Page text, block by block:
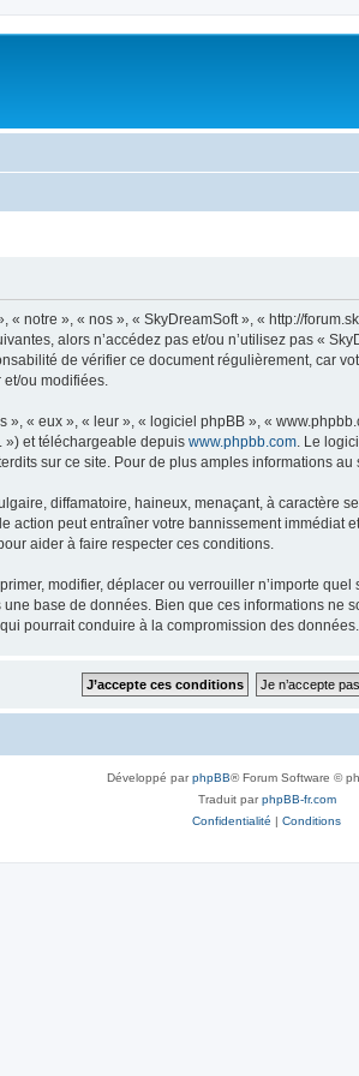
notre », « nos », « SkyDreamSoft », « http://
alors n’accédez pas et/ou n’utilisez pas «
de vérifier ce document régulièrement, car
et/ou modifiées.
« eux », « leur », « logiciel phpBB », «
») et téléchargeable depuis www.phpbb.com. Le
sur ce site. Pour de plus amples informations
diffamatoire, haineux, menaçant, à caractère
action peut entraîner votre bannissement immédiat
aider à faire respecter ces conditions.
modifier, déplacer ou verrouiller n’importe
base de données. Bien que ces informations
pourrait conduire à la compromission des données.
Développé parphpBB® Forum Software ©
Traduit parphpBB-fr.com
Confidentialité | Conditions